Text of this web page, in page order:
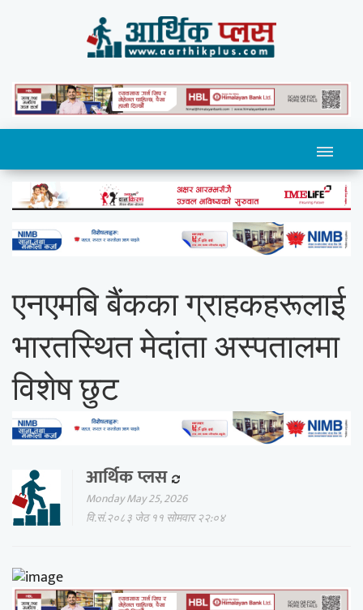
एनएमबि बैंकका ग्राहकहरूलाई
भारतस्थित मेदांता अस्पतालमा
विशेष छुट
आर्थिक प्लस
Monday May 25, 2026
वि.सं.२०८३ जेठ ११ सोमवार २२:०४